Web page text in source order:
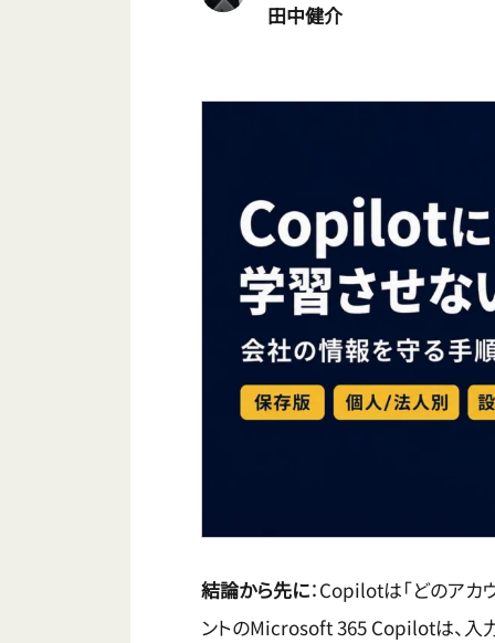
田中健介
結論から先に：Copilotは「どのアカ
ントのMicrosoft 365 Copilotは、入